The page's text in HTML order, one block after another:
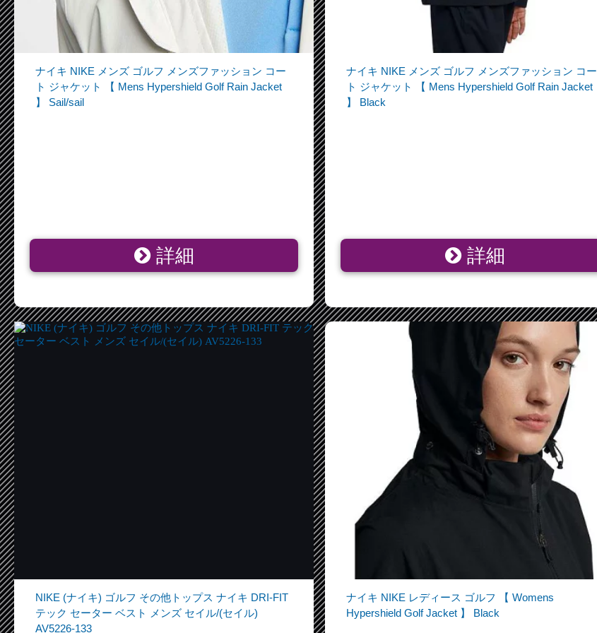
ナイキ NIKE メンズ ゴルフ メンズファッション コー
ト ジャケット 【 Mens Hypershield Golf Rain Jacket
】 Sail/sail
詳細
ナイキ NIKE メンズ ゴルフ メンズファッション コー
ト ジャケット 【 Mens Hypershield Golf Rain Jacket
】 Black
詳細
NIKE (ナイキ) ゴルフ その他トップス ナイキ DRI-FIT
テック セーター ベスト メンズ セイル/(セイル)
AV5226-133
ナイキ NIKE レディース ゴルフ 【 Womens
Hypershield Golf Jacket 】 Black